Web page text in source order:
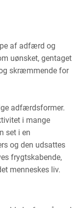
af adfærd og
uønsket, gentaget
skræmmende for
adfærdsformer.
i mange
set i en
og den udsattes
frygtskabende,
menneskes liv.